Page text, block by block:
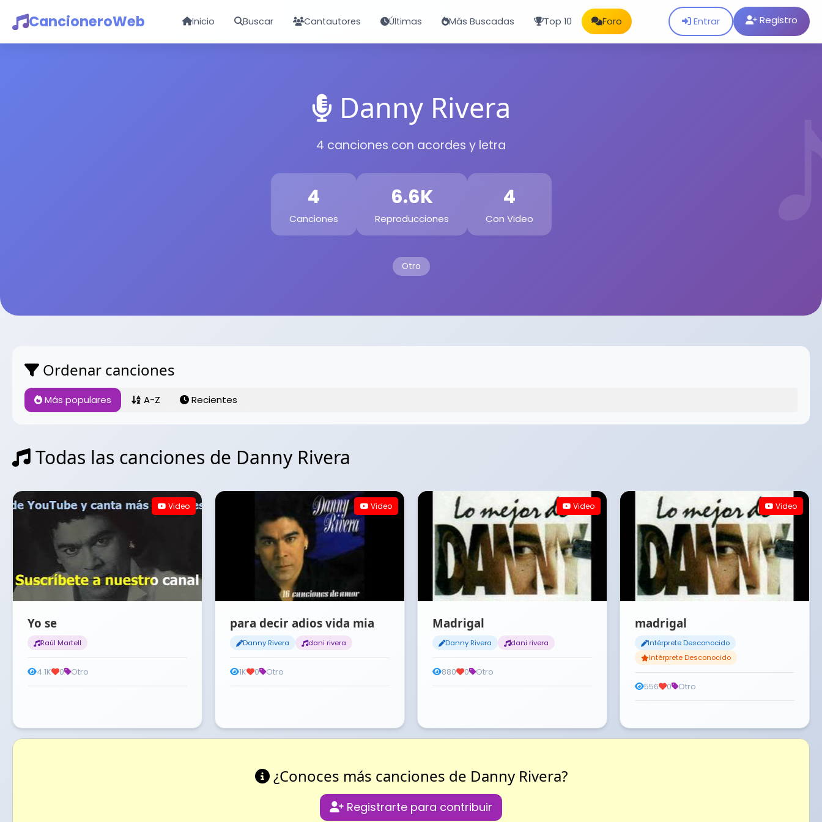
CancioneroWeb Inicio Buscar Cantautores Últimas Más Buscadas Top 10 Foro Entrar Registro
Danny Rivera
4 canciones con acordes y letra
4
Canciones
6.6K
Reproducciones
4
Con Video
Otro
Ordenar canciones
Más populares A-Z Recientes
Todas las canciones de Danny Rivera
Video
Yo se
Raúl Martell
4.1K 0 Otro
Video
para decir adios vida mia
Danny Rivera dani rivera
1K 0 Otro
Video
Madrigal
Danny Rivera dani rivera
880 0 Otro
Video
madrigal
Intérprete Desconocido
Intérprete Desconocido
556 0 Otro
¿Conoces más canciones de Danny Rivera?
Registrarte para contribuir